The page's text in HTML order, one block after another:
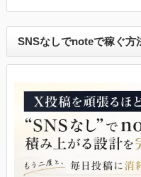
SNSなしでnoteで稼ぐ方